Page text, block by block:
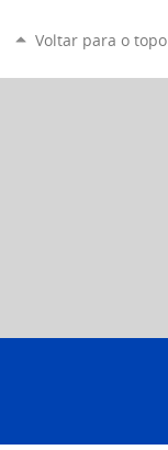
Voltar para o topo